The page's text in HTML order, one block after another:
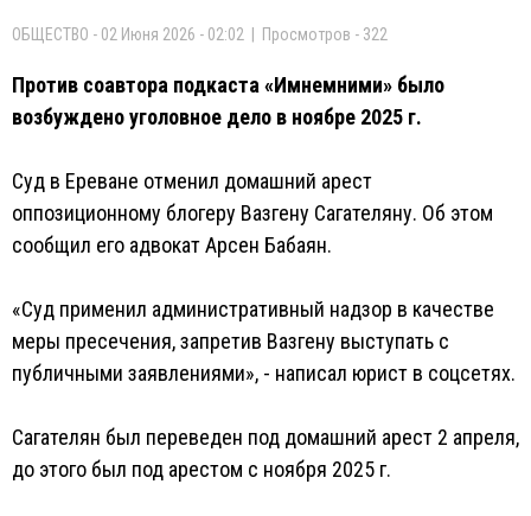
ОБЩЕСТВО - 02 Июня 2026 - 02:02 | Просмотров - 322
Против соавтора подкаста «Имнемними» было
возбуждено уголовное дело в ноябре 2025 г.
Суд в Ереване отменил домашний арест
оппозиционному блогеру Вазгену Сагателяну. Об этом
сообщил его адвокат Арсен Бабаян.
«Суд применил административный надзор в качестве
меры пресечения, запретив Вазгену выступать с
публичными заявлениями», - написал юрист в соцсетях.
Сагателян был переведен под домашний арест 2 апреля,
до этого был под арестом с ноября 2025 г.